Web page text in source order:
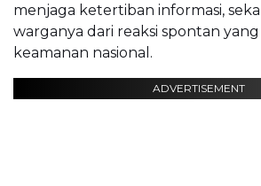
menjaga ketertiban informasi,
warganya dari reaksi spontan
keamanan nasional.
ADVERTISEMENT